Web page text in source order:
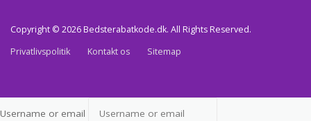
Copyright © 2026 Bedsterabatkode.dk. All Rights Reserved.
Privatlivspolitik
Kontakt os Sitemap
Username or email